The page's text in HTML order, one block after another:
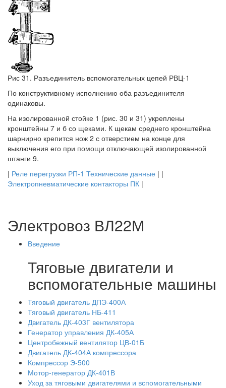
Рис 31. Разъединитель вспомогательных цепей РВЦ-1
По конструктивному исполнению оба разъединителя
одинаковы.
На изолированной стойке 1 (рис. 30 и 31) укреплены
кронштейны 7 и б со щеками. К щекам среднего кронштейна
шарнирно крепится нож 2 с отверстием на конце для
выключения его при помощи отключающей изолированной
штанги 9.
| Реле перегрузки РП-1 Технические данные | |
Электропневматические контакторы ПК |
Электровоз ВЛ22М
Введение
Тяговые двигатели и
вспомогательные машины
Тяговый двигатель ДПЭ-400А
Тяговый двигатель НБ-411
Двигатель ДК-403Г вентилятора
Генератор управления ДК-405А
Центробежный вентилятор ЦВ-01Б
Двигатель ДК-404А компрессора
Компрессор Э-500
Мотор-генератор ДК-401В
Уход за тяговыми двигателями и вспомогательными